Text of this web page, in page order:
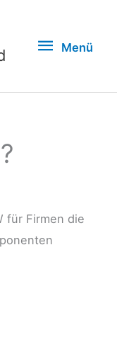
Menü
Menü
für Firmen die